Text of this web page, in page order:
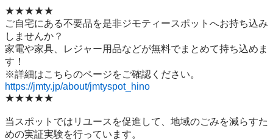
★★★★★
ご自宅にある不要品を是非ジモティースポットへお持ち込み
しませんか？
家電や家具、レジャー用品などが無料でまとめて持ち込めま
す！
https://jmty.jp/about/jmtyspot_hino
★★★★★
当スポットではリユースを促進して、地域のごみを減らすた
めの実証実験を行っています。